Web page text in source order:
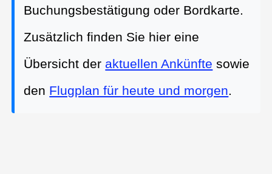
Buchungsbestätigung oder Bordkarte.
Zusätzlich finden Sie hier eine
Übersicht der aktuellen Ankünfte sowie
den Flugplan für heute und morgen.